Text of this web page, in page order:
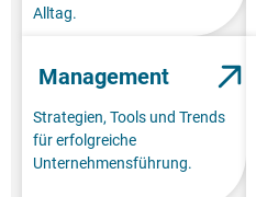
Alltag.
Management
Strategien, Tools und Trends
für erfolgreiche
Unternehmensführung.